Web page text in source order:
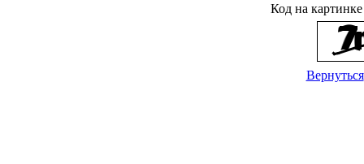
Код на
Вернуться